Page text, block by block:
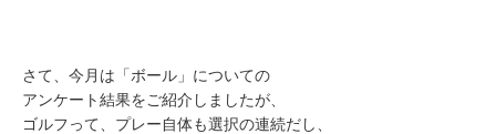
さて、今月は「ボール」についての
アンケート結果をご紹介しましたが、
ゴルフって、プレー自体も選択の連続だし、